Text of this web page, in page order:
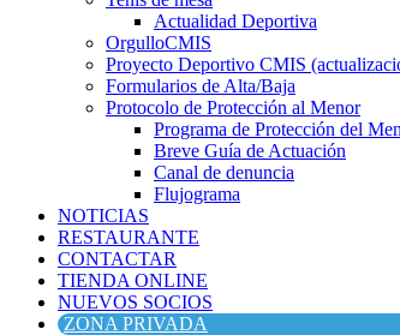
Actualidad Deportiva
OrgulloCMIS
Proyecto Deportivo CMIS
Formularios de Alta/Baja
Protocolo de Protección al Menor
Programa de Protección del
Breve Guía de Actuación
Canal de denuncia
Flujograma
NOTICIAS
RESTAURANTE
CONTACTAR
TIENDA ONLINE
NUEVOS SOCIOS
ZONA PRIVADA